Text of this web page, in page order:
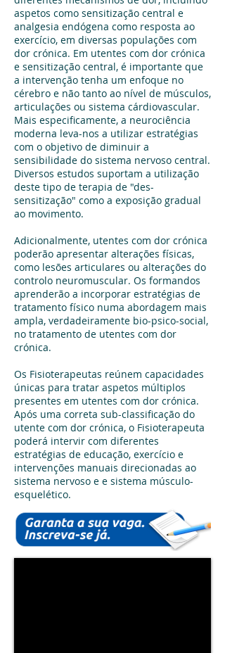
aspetos como sensitização central e
analgesia endógena como resposta ao
exercício, em diversas populações com
dor crónica. Em utentes com dor crónica
e sensitização central, é importante que
a intervenção tenha um enfoque no
cérebro e não tanto ao nível de músculos,
articulações ou sistema cárdiovascular.
Mais especificamente, a neurociência
moderna leva-nos a utilizar estratégias
com o objetivo de diminuir a
sensibilidade do sistema nervoso central.
Diversos estudos suportam a utilização
deste tipo de terapia de "des-
sensitização" como a exposição gradual
ao movimento.
Adicionalmente, utentes com dor crónica
poderão apresentar alterações físicas,
como lesões articulares ou alterações do
controlo neuromuscular. Os formandos
aprenderão a incorporar estratégias de
tratamento físico numa abordagem mais
ampla, verdadeiramente bio-psico-social,
no tratamento de utentes com dor
crónica.
Os Fisioterapeutas reúnem capacidades
únicas para tratar aspetos múltiplos
presentes em utentes com dor crónica.
Após uma correta sub-classificação do
utente com dor crónica, o Fisioterapeuta
poderá intervir com diferentes
estratégias de educação, exercício e
intervenções manuais direcionadas ao
sistema nervoso e e sistema músculo-
esquelético.